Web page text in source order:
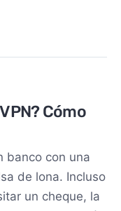
Cómo
banco con una
de lona. Incluso
un cheque, la